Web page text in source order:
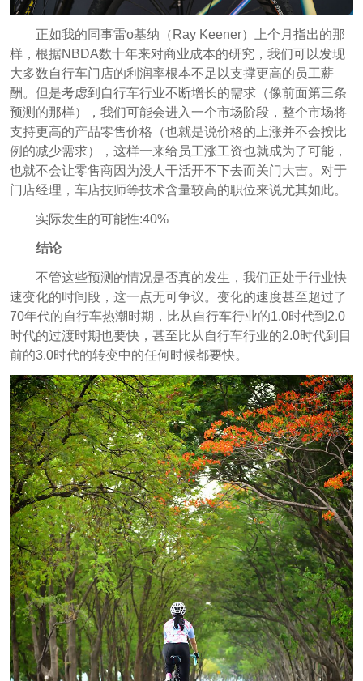
正如我的同事雷o基纳（Ray Keener）上个月指出的那
样，根据NBDA数十年来对商业成本的研究，我们可以发现
大多数自行车门店的利润率根本不足以支撑更高的员工薪
酬。但是考虑到自行车行业不断增长的需求（像前面第三条
预测的那样），我们可能会进入一个市场阶段，整个市场将
支持更高的产品零售价格（也就是说价格的上涨并不会按比
例的减少需求），这样一来给员工涨工资也就成为了可能，
也就不会让零售商因为没人干活开不下去而关门大吉。对于
门店经理，车店技师等技术含量较高的职位来说尤其如此。
实际发生的可能性:40%
结论
不管这些预测的情况是否真的发生，我们正处于行业快
速变化的时间段，这一点无可争议。变化的速度甚至超过了
70年代的自行车热潮时期，比从自行车行业的1.0时代到2.0
时代的过渡时期也要快，甚至比从自行车行业的2.0时代到目
前的3.0时代的转变中的任何时候都要快。